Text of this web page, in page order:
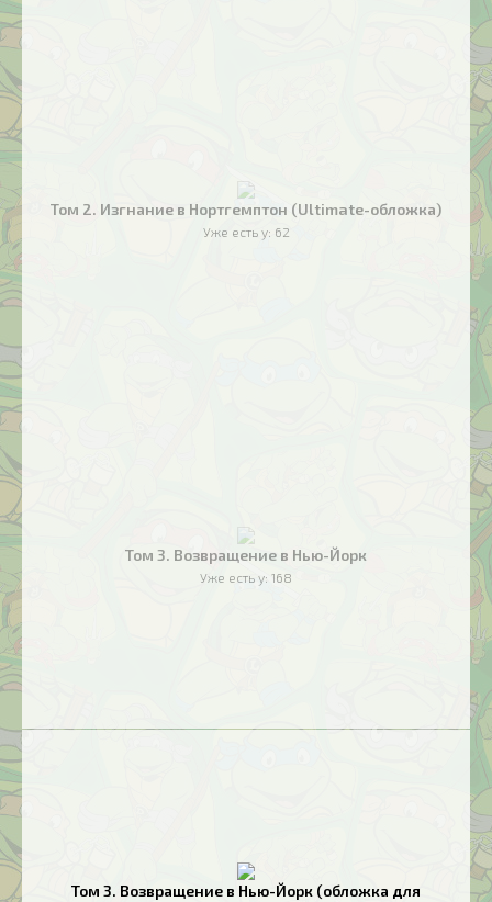
Том 2. Изгнание в Нортгемптон (Ultimate-обложка)
Уже есть у: 62
Том 3. Возвращение в Нью-Йорк
Уже есть у: 168
Том 3. Возвращение в Нью-Йорк (обложка для